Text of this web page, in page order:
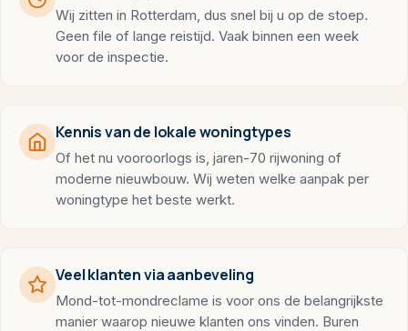
Wij zitten in Rotterdam, dus snel bij u op de stoep.
Geen file of lange reistijd. Vaak binnen een week
voor de inspectie.
Kennis van de lokale woningtypes
Of het nu vooroorlogs is, jaren-70 rijwoning of
moderne nieuwbouw. Wij weten welke aanpak per
woningtype het beste werkt.
Veel klanten via aanbeveling
Mond-tot-mondreclame is voor ons de belangrijkste
manier waarop nieuwe klanten ons vinden. Buren